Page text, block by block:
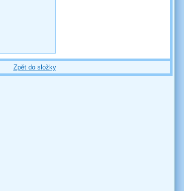
Zpět do složky